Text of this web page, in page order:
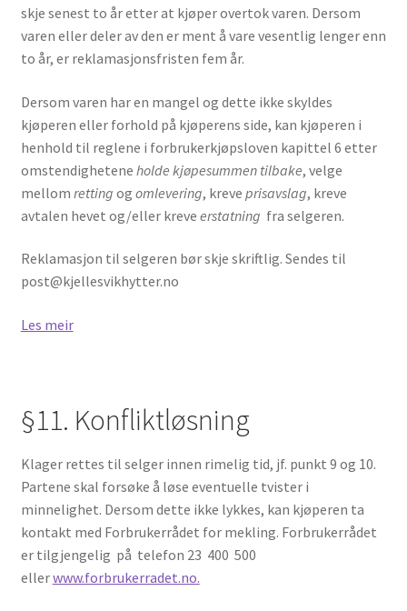
skje senest to år etter at kjøper overtok varen. Dersom
varen eller deler av den er ment å vare vesentlig lenger enn
to år, er reklamasjonsfristen fem år.
Dersom varen har en mangel og dette ikke skyldes
kjøperen eller forhold på kjøperens side, kan kjøperen i
henhold til reglene i forbrukerkjøpsloven kapittel 6 etter
omstendighetene holde kjøpesummen tilbake, velge
mellom retting og omlevering, kreve prisavslag, kreve
avtalen hevet og/eller kreve erstatning fra selgeren.
Reklamasjon til selgeren bør skje skriftlig. Sendes til
post@kjellesvikhytter.no
Les meir
§11. Konfliktløsning
Klager rettes til selger innen rimelig tid, jf. punkt 9 og 10.
Partene skal forsøke å løse eventuelle tvister i
minnelighet. Dersom dette ikke lykkes, kan kjøperen ta
kontakt med Forbrukerrådet for mekling. Forbrukerrådet
er tilgjengelig på telefon 23 400 500
ellerwww.forbrukerradet.no.